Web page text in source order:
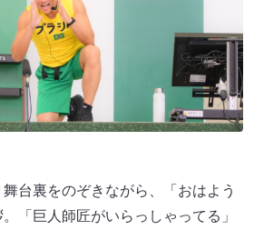
台裏をのぞきながら、「おはよう
「巨人師匠がいらっしゃってる」